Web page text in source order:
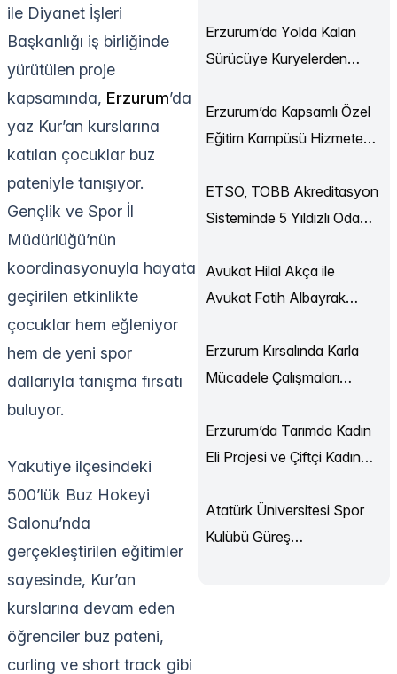
ile Diyanet İşleri
Başkanlığı iş birliğinde
yürütülen proje
kapsamında, Erzurum’da
yaz Kur’an kurslarına
katılan çocuklar buz
pateniyle tanışıyor.
Gençlik ve Spor İl
Müdürlüğü’nün
koordinasyonuyla hayata
geçirilen etkinlikte
çocuklar hem eğleniyor
hem de yeni spor
dallarıyla tanışma fırsatı
buluyor.
Yakutiye ilçesindeki
500’lük Buz Hokeyi
Salonu’nda
gerçekleştirilen eğitimler
sayesinde, Kur’an
kurslarına devam eden
öğrenciler buz pateni,
curling ve short track gibi
Düzenlendi
Erzurum’da Yolda Kalan
Sürücüye Kuryelerden
Erzurum’da Kapsamlı Özel
Eğitim Kampüsü Hizmete
ETSO, TOBB Akreditasyon
Sisteminde 5 Yıldızlı Oda
Avukat Hilal Akça ile
Avukat Fatih Albayrak
Erzurum Kırsalında Karla
Mücadele Çalışmaları
Erzurum’da Tarımda Kadın
Eli Projesi ve Çiftçi Kadın
Atatürk Üniversitesi Spor
Kulübü Güreş